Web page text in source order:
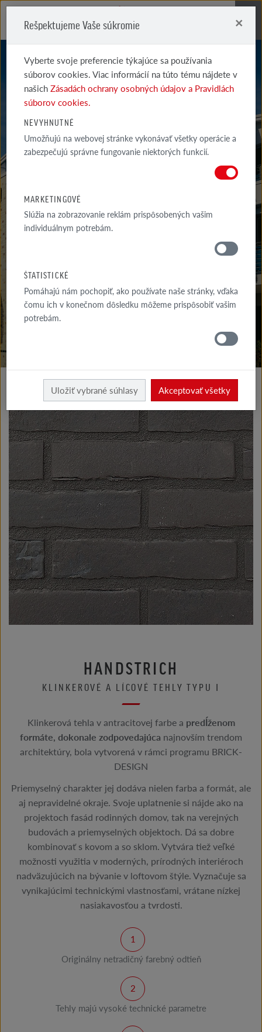
HANDSTRICH
KDE
NAKÚPIŤ
HANDSTRICH
KLINKEROVÉ A LÍCOVÉ TEHLY TYPU I
Klinkerová tehla v antracitovej farbe a predĺženom
formáte, dokonale zodpovedajúca najnovším trendom
architektúry, bola vytvorená v rámci programu BRICK-
DESIGN
Priemyselný charakter jej dodáva nielen farba a formát, ale
aj nepravidelné okraje. Svoje uplatnenie si nájde ako na
projektoch fasád rodinných domov, tak na verejných
budovách a priemyselných objektoch. Dá sa dobre
kombinovať s kovom a so sklom. Vytvára tiež veľké
možnosti využitia v moderných, prírodných interiéroch
nadväzujúcich na bývanie v loftovom štýle. Vyznačuje sa
vynikajúcimi technickými vlastnosťami, vrátane nízkej
nasiakavosťou a tvrdosti.
Originálny netradičný farebný odtieň
Tehly majú vysoké technické parametre
Rešpektujeme Vaše súkromie ×
Vyberte svoje preferencie týkajúce sa používania
súborov cookies. Viac informácií na túto tému nájdete v
našichZásadách ochrany osobných údajov a Pravidlách
súborov cookies.
NEVYHNUTNÉ
Umožňujú na webovej stránke vykonávať všetky operácie a
zabezpečujú správne fungovanie niektorých funkcií.
MARKETINGOVÉ
Slúžia na zobrazovanie reklám prispôsobených vašim
individuálnym potrebám.
ŠTATISTICKÉ
Pomáhajú nám pochopiť, ako používate naše stránky, vďaka
čomu ich v konečnom dôsledku môžeme prispôsobiť vašim
potrebám.
Uložiť vybrané súhlasy Akceptovať všetky